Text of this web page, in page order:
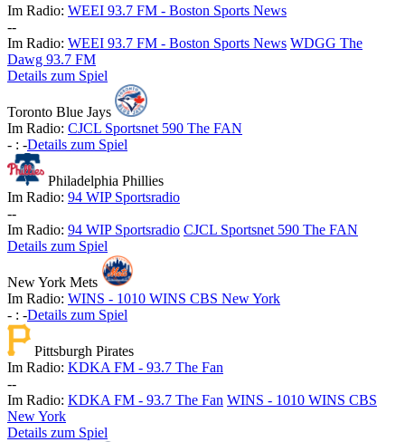
Im Radio: WEEI 93.7 FM - Boston Sports News
--
Im Radio: WEEI 93.7 FM - Boston Sports News WDGG The
Dawg 93.7 FM
Details zum Spiel
Toronto Blue Jays
Im Radio: CJCL Sportsnet 590 The FAN
- : -Details zum Spiel
Philadelphia Phillies
Im Radio: 94 WIP Sportsradio
--
Im Radio: 94 WIP Sportsradio CJCL Sportsnet 590 The FAN
Details zum Spiel
New York Mets
Im Radio: WINS - 1010 WINS CBS New York
- : -Details zum Spiel
Pittsburgh Pirates
Im Radio: KDKA FM - 93.7 The Fan
--
Im Radio: KDKA FM - 93.7 The Fan WINS - 1010 WINS CBS
New York
Details zum Spiel